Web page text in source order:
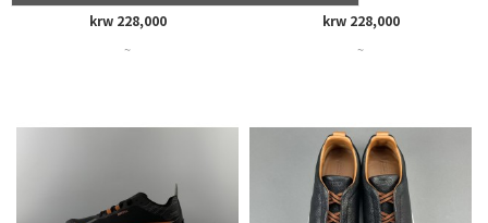
krw 228,000
~
krw 228,000
~